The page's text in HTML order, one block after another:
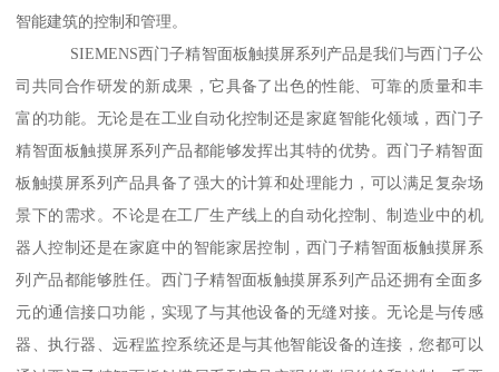
智能建筑的控制和管理。
SIEMENS西门子精智面板触摸屏系列产品是我们与西门子公
司共同合作研发的新成果，它具备了出色的性能、可靠的质量和丰
富的功能。无论是在工业自动化控制还是家庭智能化领域，西门子
精智面板触摸屏系列产品都能够发挥出其特的优势。西门子精智面
板触摸屏系列产品具备了强大的计算和处理能力，可以满足复杂场
景下的需求。不论是在工厂生产线上的自动化控制、制造业中的机
器人控制还是在家庭中的智能家居控制，西门子精智面板触摸屏系
列产品都能够胜任。西门子精智面板触摸屏系列产品还拥有全面多
元的通信接口功能，实现了与其他设备的无缝对接。无论是与传感
器、执行器、远程监控系统还是与其他智能设备的连接，您都可以